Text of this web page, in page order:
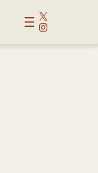
X
Instagram